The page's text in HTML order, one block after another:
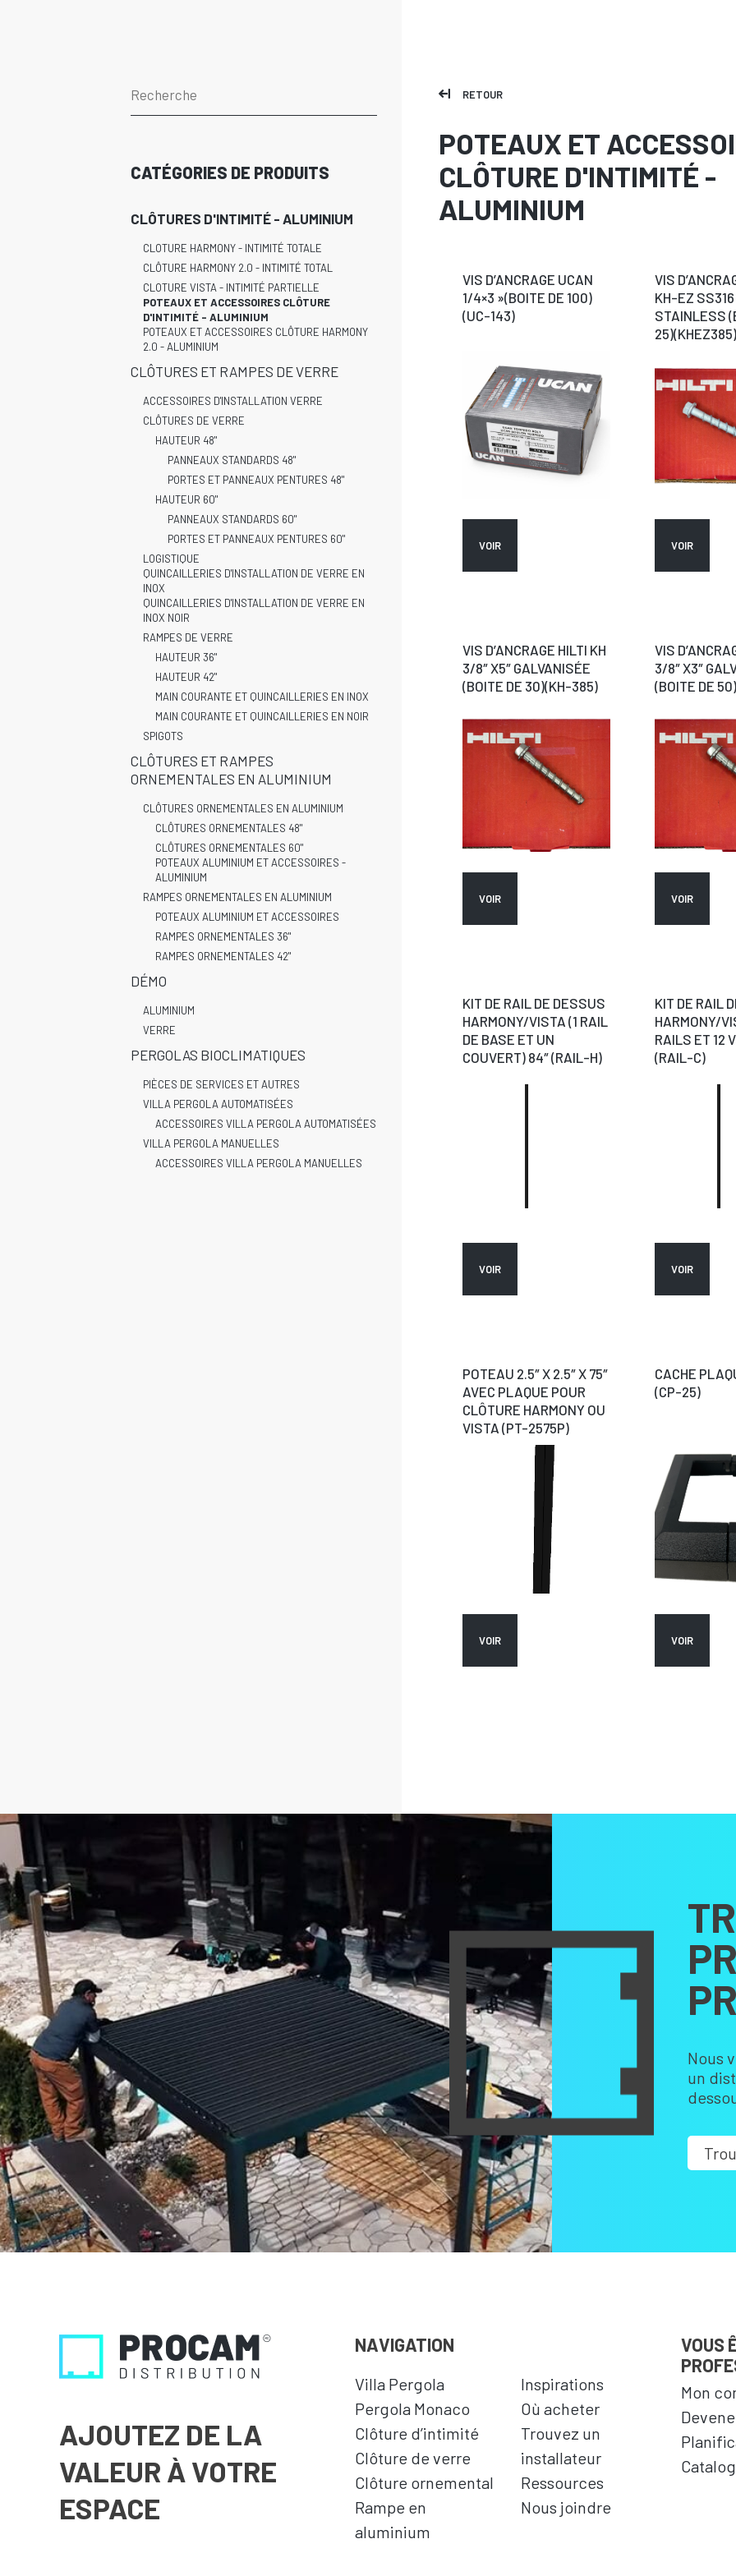
RETOUR
POTEAUX ET
CLÔTURE D'INTIMITÉ -
ALUMINIUM
VIS D’ANCRAGE UCAN
1/4×3 »(BOITE DE 100)
(UC-143)
VOIR
VIS
KH-EZ
STAINLESS
VOIR
VIS D’ANCRAGE HILTI KH
3/8″ X5″ GALVANISÉE
(BOITE DE 30)(KH-385)
VOIR
VIS
3/8″ X3″
(BOITE DE
VOIR
KIT DE RAIL DE DESSUS
HARMONY/VISTA (1 RAIL
DE BASE ET UN
COUVERT) 84″ (RAIL-H)
VOIR
KIT DE RAIL
HARMONY/
RAILS ET 12
(RAIL-C)
VOIR
POTEAU 2.5″ X 2.5″ X 75″
AVEC PLAQUE POUR
CLÔTURE HARMONY OU
VISTA (PT-2575P)
VOIR
CACHE
(CP-25)
VOIR
CATÉGORIES DE PRODUITS
CLÔTURES D'INTIMITÉ - ALUMINIUM
CLOTURE HARMONY - INTIMITÉ TOTALE
CLÔTURE HARMONY 2.0 - INTIMITÉ TOTAL
CLOTURE VISTA - INTIMITÉ PARTIELLE
POTEAUX ET ACCESSOIRES CLÔTURE
D'INTIMITÉ - ALUMINIUM
POTEAUX ET ACCESSOIRES CLÔTURE HARMONY
2.0 - ALUMINIUM
CLÔTURES ET RAMPES DE VERRE
ACCESSOIRES D'INSTALLATION VERRE
CLÔTURES DE VERRE
HAUTEUR 48"
PANNEAUX STANDARDS 48"
PORTES ET PANNEAUX PENTURES 48"
HAUTEUR 60"
PANNEAUX STANDARDS 60"
PORTES ET PANNEAUX PENTURES 60"
LOGISTIQUE
QUINCAILLERIES D'INSTALLATION DE VERRE EN
INOX
QUINCAILLERIES D'INSTALLATION DE VERRE EN
INOX NOIR
RAMPES DE VERRE
HAUTEUR 36"
HAUTEUR 42"
MAIN COURANTE ET QUINCAILLERIES EN INOX
MAIN COURANTE ET QUINCAILLERIES EN NOIR
SPIGOTS
CLÔTURES ET RAMPES
ORNEMENTALES EN ALUMINIUM
CLÔTURES ORNEMENTALES EN ALUMINIUM
CLÔTURES ORNEMENTALES 48"
CLÔTURES ORNEMENTALES 60"
POTEAUX ALUMINIUM ET ACCESSOIRES -
ALUMINIUM
RAMPES ORNEMENTALES EN ALUMINIUM
POTEAUX ALUMINIUM ET ACCESSOIRES
RAMPES ORNEMENTALES 36"
RAMPES ORNEMENTALES 42"
DÉMO
ALUMINIUM
VERRE
PERGOLAS BIOCLIMATIQUES
PIÈCES DE SERVICES ET AUTRES
VILLA PERGOLA AUTOMATISÉES
ACCESSOIRES VILLA PERGOLA AUTOMATISÉES
VILLA PERGOLA MANUELLES
ACCESSOIRES VILLA PERGOLA MANUELLES
Nous
un
AJOUTEZ DE LA
VALEUR À VOTRE
ESPACE
NAVIGATION
Villa Pergola
Pergola Monaco
Clôture d’intimité
Clôture de verre
Clôture ornemental
Rampe en
aluminium
Inspirations
Où acheter
Trouvez un
installateur
Ressources
Nous joindre
VOUS
Mon